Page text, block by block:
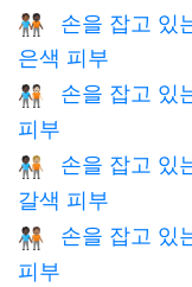
🧑🏾‍🤝‍🧑🏿
손을 잡고 있
은색 피부
🧑🏿‍🤝‍🧑🏻
손을 잡고 있
피부
🧑🏿‍🤝‍🧑🏼
손을 잡고 있
갈색 피부
🧑🏿‍🤝‍🧑🏽
손을 잡고 있
피부